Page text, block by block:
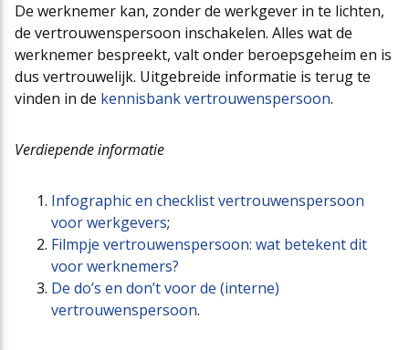
De werknemer kan, zonder de werkgever in te lichten,
de vertrouwenspersoon inschakelen. Alles wat de
werknemer bespreekt, valt onder beroepsgeheim en is
dus vertrouwelijk. Uitgebreide informatie is terug te
vinden in de kennisbank vertrouwenspersoon.
Verdiepende informatie
Infographic en checklist vertrouwenspersoon
voor werkgevers;
Filmpje vertrouwenspersoon: wat betekent dit
voor werknemers?
De do’s en don’t voor de (interne)
vertrouwenspersoon.